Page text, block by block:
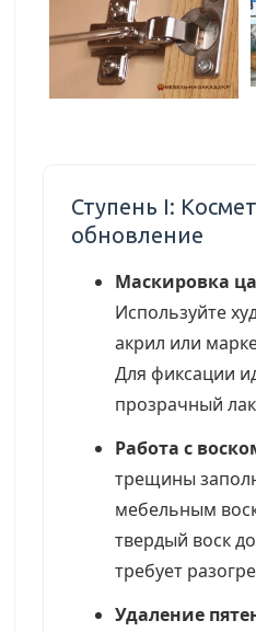
Ступень I:
обновление
Маскировка
Используйте
акрил или
Для фиксации
прозрачный
Работа с
трещины
мебельным
твердый воск
требует
Удаление